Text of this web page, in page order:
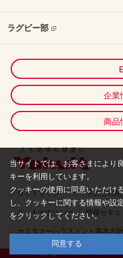
企業
商品
ラグビー部
サイトマップ サイトのご利
クッキーポリシー 情報セキ
カスタマーハラスメント基本方針
Copyright © Yakult Honsha
当サイトでは、お客さまにより
キーを利用しています。
クッキーの使用に同意いただけ
し、 クッキーに関する情報や設
をクリックしてください。
同意する